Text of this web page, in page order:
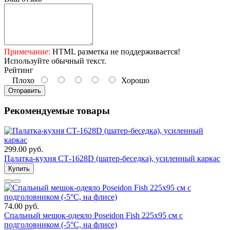
Примечание: HTML разметка не поддерживается!
Используйте обычный текст.
Рейтинг
Плохо
Хорошо
Отправить
Рекомендуемые товары
299.00 руб.
Палатка-кухня СТ-1628D (шатер-беседка), усиленный каркас
Купить
74.00 руб.
Спальный мешок-одеяло Poseidon Fish 225x95 см с
подголовником (-5°С, на флисе)